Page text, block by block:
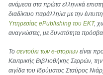
ανάμεσα στα πρώτα ελληνικά
διαδίκτυο παράλληλα με την
Υπηρεσίας ePublishing του ΕΚΤ,
αναγνώστες, με δυνατότητα
Το σεντούκι των e-στοριων είναι
Κεντρικής Βιβλιοθήκης Σερρών,
αιγίδα του Ιδρύματος Σταύρος